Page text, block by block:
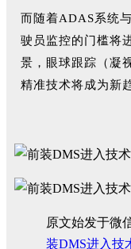
而随着ADAS系统
驶员监控的门槛将
景，眼球跟踪（凝
精准技术将成为新
原文始发于微
装DMS进入技